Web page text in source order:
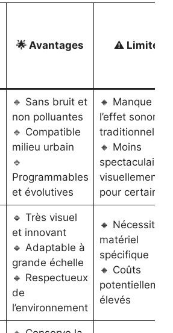
🌟 Avantages ⚠️ Limites
🔹 Sans bruit et
non polluantes
🔹 Compatible
milieu urbain
🔹
Programmables
et évolutives
🔸 Manque de
l’effet sonore
traditionnel
🔸 Moins
spectaculaire
visuellement
pour certains
🔹 Très visuel
et innovant
🔹 Adaptable à
grande échelle
🔹 Respectueux
de
l’environnement
🔸 Nécessite
matériel
spécifique
🔸 Coûts
élevés